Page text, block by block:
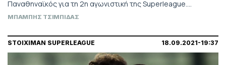
Παναθηναϊκός για τη 2η αγωνιστική της Superleague.
Τηλεοπτικά από Novasports Prime.
ΜΠΑΜΠΗΣ ΤΣΙΜΠΙΔΑΣ
STOIXIMAN SUPERLEAGUE 18.09.2021-19:37